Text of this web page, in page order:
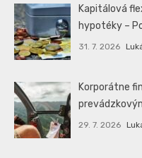
Kapitálová
hypotéky –
31. 7. 2026
Korporátne
29. 7. 2026